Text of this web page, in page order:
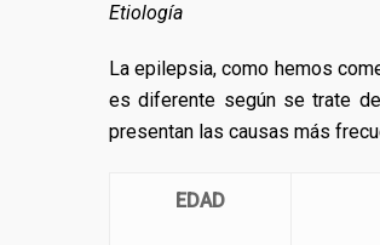
Etiología
La epilepsia, como hemos
es diferente según se trate
presentan las causas más
EDAD